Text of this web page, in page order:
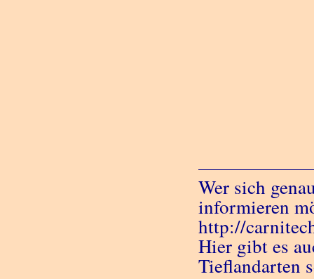
Wer sich
informieren
http://
Hier gibt es
Tieflandarten